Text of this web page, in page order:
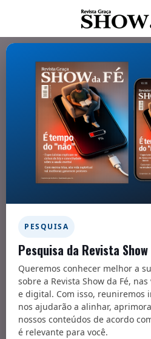
PESQUISA
Pesquisa da Revista Show
Queremos conhecer melhor a
sobre a Revista Show da Fé,
e digital. Com isso, reuniremos
nos ajudarão a alinhar,
nossos conteúdos de acordo
é relevante para você.
Dados assustadores
19/05/2026
Facebook Twitter